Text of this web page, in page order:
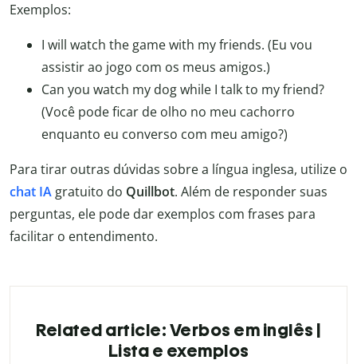
Exemplos:
I will watch the game with my friends. (Eu vou
assistir ao jogo com os meus amigos.)
Can you watch my dog while I talk to my friend?
(Você pode ficar de olho no meu cachorro
enquanto eu converso com meu amigo?)
Para tirar outras dúvidas sobre a língua inglesa, utilize o
chat IA gratuito do Quillbot. Além de responder suas
perguntas, ele pode dar exemplos com frases para
facilitar o entendimento.
Related article: Verbos em inglês |
Lista e exemplos